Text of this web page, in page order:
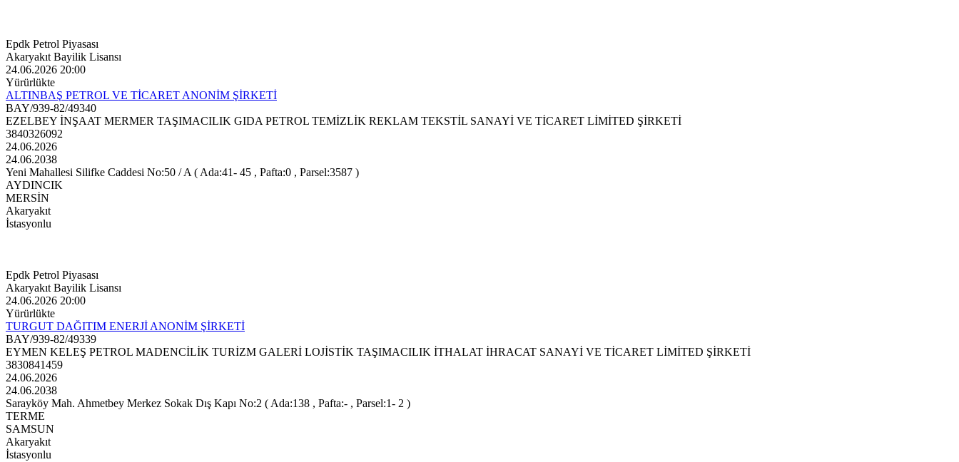
Epdk Petrol Piyasası
Akaryakıt Bayilik Lisansı
24.06.2026 20:00
Yürürlükte
ALTINBAŞ PETROL VE TİCARET ANONİM ŞİRKETİ
BAY/939-82/49340
EZELBEY İNŞAAT MERMER TAŞIMACILIK GIDA PETROL TEMİZLİK REKLAM TEKSTİL SANAYİ VE TİCARET LİMİTED ŞİRKETİ
3840326092
24.06.2026
24.06.2038
Yeni Mahallesi Silifke Caddesi No:50 / A ( Ada:41- 45 , Pafta:0 , Parsel:3587 )
AYDINCIK
MERSİN
Akaryakıt
İstasyonlu
Epdk Petrol Piyasası
Akaryakıt Bayilik Lisansı
24.06.2026 20:00
Yürürlükte
TURGUT DAĞITIM ENERJİ ANONİM ŞİRKETİ
BAY/939-82/49339
EYMEN KELEŞ PETROL MADENCİLİK TURİZM GALERİ LOJİSTİK TAŞIMACILIK İTHALAT İHRACAT SANAYİ VE TİCARET LİMİTED ŞİRKETİ
3830841459
24.06.2026
24.06.2038
Sarayköy Mah. Ahmetbey Merkez Sokak Dış Kapı No:2 ( Ada:138 , Pafta:- , Parsel:1- 2 )
TERME
SAMSUN
Akaryakıt
İstasyonlu